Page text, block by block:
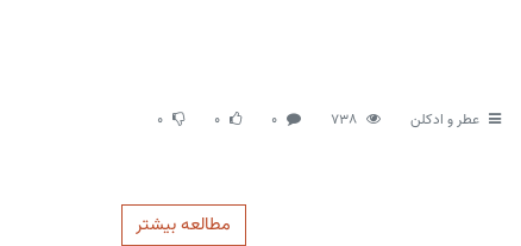
عطر و ادکلن 738
0
0
0
مطالعه بیشتر